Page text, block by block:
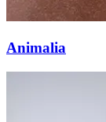
Animalia